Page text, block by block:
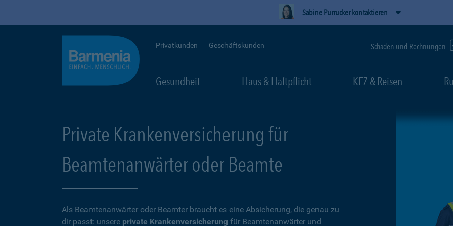
Sabine Purrucker kontaktieren
Privatkunden Geschäftskunden Schäden und Rechnungen
Gesundheit Haus & Haftpflicht KFZ & Reisen
Private Krankenversicherung für
Beamtenanwärter oder Beamte
Als Beamtenanwärter oder Beamter braucht es eine Absicherung, die genau zu
dir passt: unsere private Krankenversicherung für Beamtenanwärter und